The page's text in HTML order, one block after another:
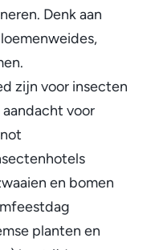
Denk aan
zijn voor insecten
voor
en bomen
planten en